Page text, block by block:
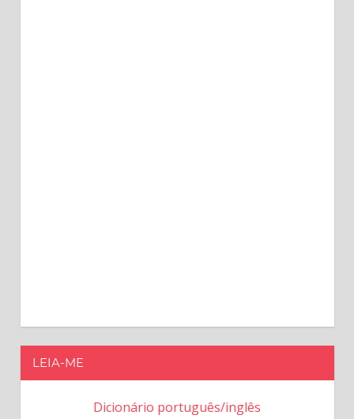
LEIA-ME
Dicionário português/inglês